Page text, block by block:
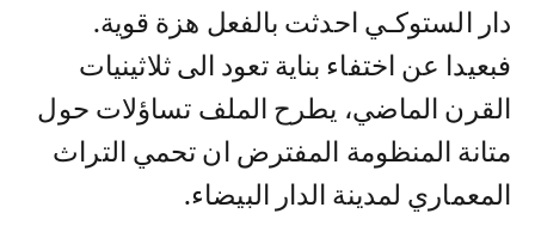
دار الستوكـي احدثت بالفعل هزة قوية.
فبعيدا عن اختفاء بناية تعود الى ثلاثينيات
القرن الماضي، يطرح الملف تساؤلات حول
متانة المنظومة المفترض ان تحمي التراث
المعماري لمدينة الدار البيضاء.